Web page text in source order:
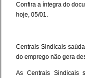
Confira a íntegra do
hoje, 05/01.
Centrais Sindicais
do emprego não gera
As Centrais Sindicais